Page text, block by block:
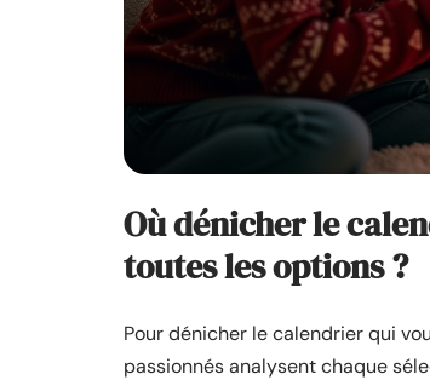
Où dénicher le
toutes les options ?
Pour dénicher le calendrier qui
passionnés analysent chaque